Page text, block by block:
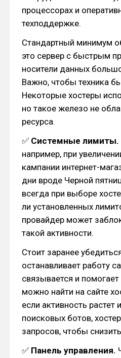
процессорах и
техподдержке.
Стандартный минимум
это сервер с быстрым
носители данных
Важно, чтобы техника
Некоторые хостеры
но такое железо не
ресурса.
✅ Системные лимиты.
например, при
кампании интернет-
дни вроде Черной
всегда при выборе
ли установленных
провайдер может
такой активности.
Стоит заранее
останавливает работу
связывается и
можно найти на сайте
если активность
поисковых ботов,
запросов, чтобы
✅ Панель управления.